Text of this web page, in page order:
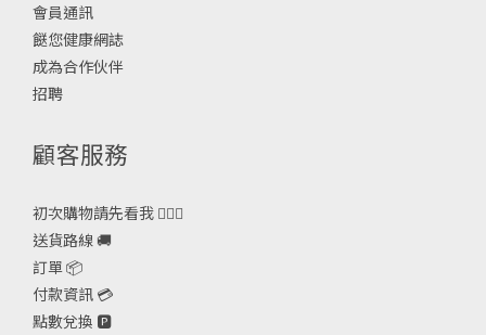
會員通訊
餸您健康網誌
成為合作伙伴
招聘
顧客服務
初次購物請先看我 🙋🏻‍♀️
送貨路線 🚚
訂單 📦
付款資訊 💳
點數兌換 🅿️